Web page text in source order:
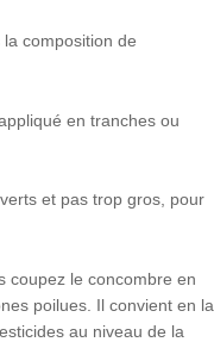
composition de
en tranches ou
et pas trop gros, pour
coupez le concombre en
poilues. Il convient en la
au niveau de la